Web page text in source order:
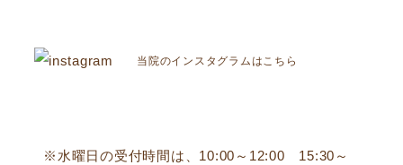
当院のインスタグラムはこちら
※水曜日の受付時間は、10:00～12:00 15:30～